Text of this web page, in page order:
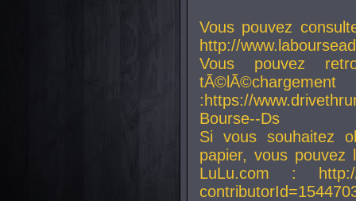
Vous pouvez
http://
Vous pouvez
:https://
Bourse--Ds
Si vous souhaitez
papier, vous
LuLu.com : http://